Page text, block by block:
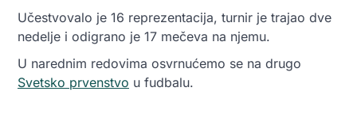
Učestvovalo je 16 reprezentacija, turnir je trajao dve
nedelje i odigrano je 17 mečeva na njemu.
U narednim redovima osvrnućemo se na drugo
Svetsko prvenstvo u fudbalu.